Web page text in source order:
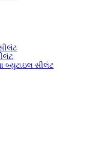
સીલંટ